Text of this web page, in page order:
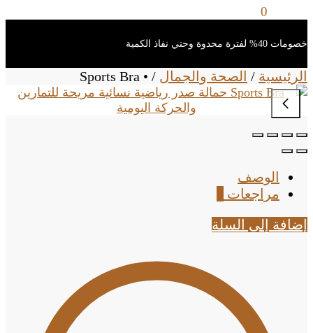
0
خصومات 40% لفترة محدوة وحتي نفاذ الكمية
الرئيسية / الصحة والجمال /
• Sports Bra
الوصف
مراجعات
إضافة إلى السلة